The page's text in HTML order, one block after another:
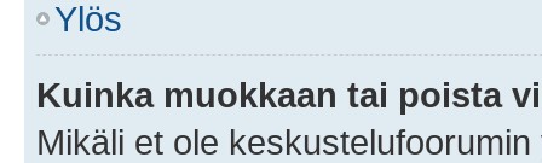
Ylös
Kuinka muokkaan tai poista
Mikäli et ole